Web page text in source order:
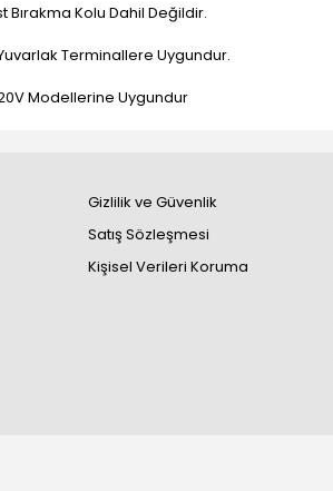
Bırakma Kolu Dahil Değildir.
Terminallere Uygundur.
Modellerine Uygundur
Gizlilik ve Güvenlik
Satış Sözleşmesi
Kişisel Verileri Koruma